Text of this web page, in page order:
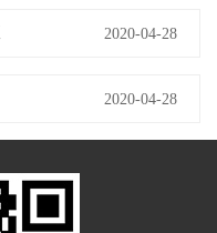
2020-04-28
2020-04-28